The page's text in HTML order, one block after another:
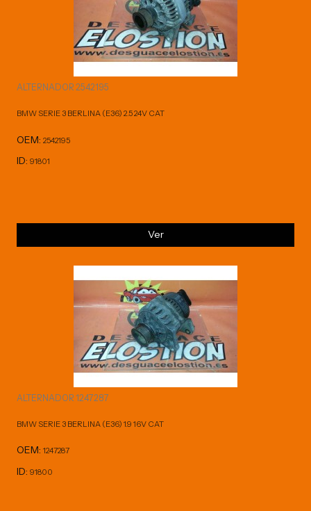
ALTERNADOR 2542195
BMW SERIE 3 BERLINA (E36) 2.5 24V CAT
OEM: 2542195
ID: 91801
Ver
ALTERNADOR 1247287
BMW SERIE 3 BERLINA (E36) 1.9 16V CAT
OEM: 1247287
ID: 91800